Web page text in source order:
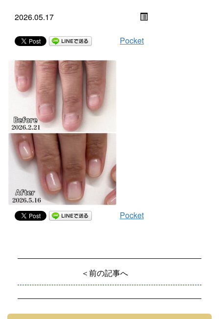
2026.05.17
Pocket
Pocket
＜前の記事へ